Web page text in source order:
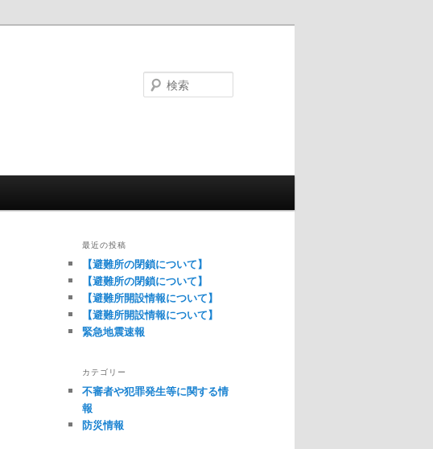
最近の投稿
【避難所の閉鎖について】
【避難所の閉鎖について】
【避難所開設情報について】
【避難所開設情報について】
緊急地震速報
カテゴリー
不審者や犯罪発生等に関する情
報
防災情報